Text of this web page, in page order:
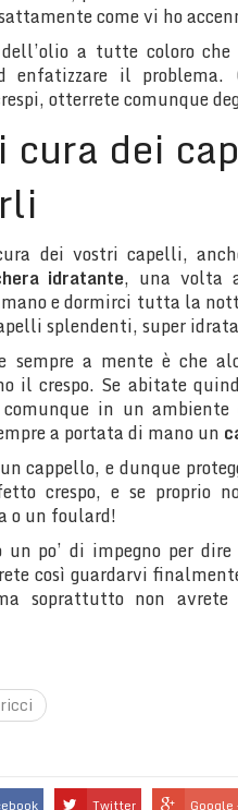
come vi ho
dell’olio a tutte coloro
enfatizzare il
otterrete comunque
cura dei
dei vostri capelli,
idratante, una volta
e dormirci tutta la
splendenti, super
sempre a mente è che
il crespo. Se abitate
in un
a portata di mano un
cappello, e dunque
crespo, e se proprio
o un foulard!
po’ di impegno per
così guardarvi
soprattutto non avrete
Twitter Google